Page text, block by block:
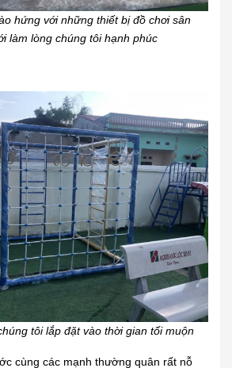
hứng với những thiết bị đồ chơi sân
làm lòng chúng tôi hạnh phúc
tôi lắp đặt vào thời gian tối muộn
cùng các mạnh thường quân rất nỗ